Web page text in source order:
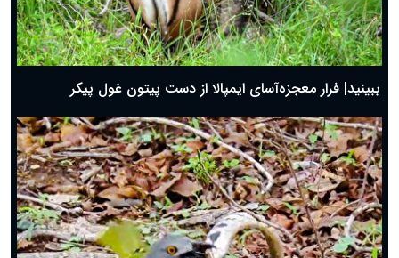
ببینید| فرار معجزه‌آسای ایمپالا از دست پیتون غول پیکر